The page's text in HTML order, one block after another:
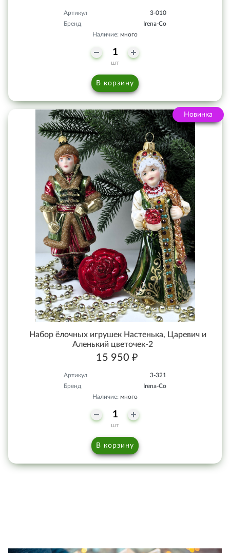
Артикул
3-010
Бренд
Irena-Co
Наличие: много
шт
В корзину
Новинка
Набор ёлочных игрушек Настенька, Царевич и
Аленький цветочек-2
15 950 ₽
Артикул
3-321
Бренд
Irena-Co
Наличие: много
шт
В корзину